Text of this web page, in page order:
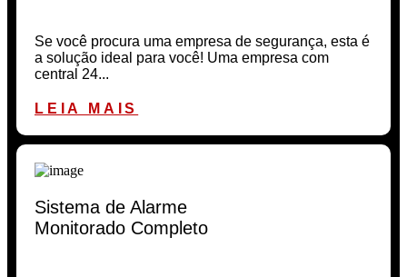
Se você procura uma empresa de segurança, esta é
a solução ideal para você! Uma empresa com
central 24...
LEIA MAIS
Sistema de Alarme
Monitorado Completo